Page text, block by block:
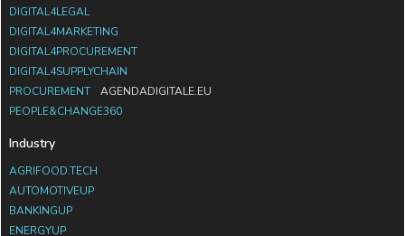
DIGITAL4LEGAL
DIGITAL4MARKETING
DIGITAL4PROCUREMENT
DIGITAL4SUPPLYCHAIN
PROCUREMENT
AGENDADIGITALE.EU
PEOPLE&CHANGE360
Industry
AGRIFOOD.TECH
AUTOMOTIVEUP
BANKINGUP
ENERGYUP